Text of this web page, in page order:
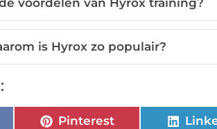
is Hyrox zo populair?
Pinterest